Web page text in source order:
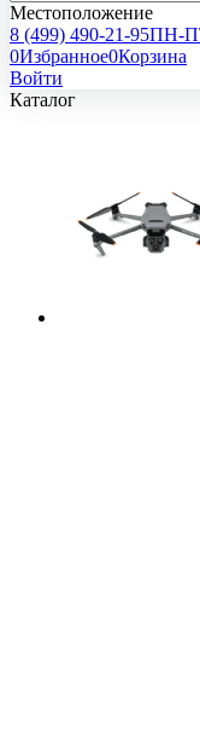
Местоположение
8 (499) 490-21-95ПН-
0Избранное0Корзина
Войти
Каталог